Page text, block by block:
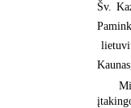
Šv.
